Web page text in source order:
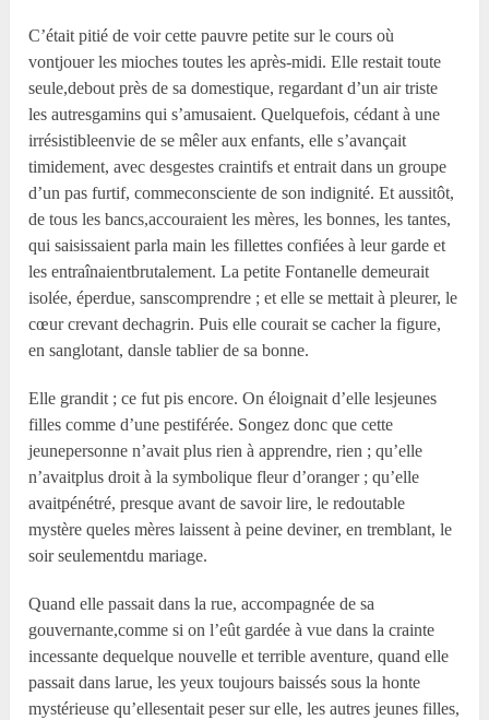
C’était pitié de voir cette pauvre petite sur le cours où
vontjouer les mioches toutes les après-midi. Elle restait toute
seule,debout près de sa domestique, regardant d’un air triste
les autresgamins qui s’amusaient. Quelquefois, cédant à une
irrésistibleenvie de se mêler aux enfants, elle s’avançait
timidement, avec desgestes craintifs et entrait dans un groupe
d’un pas furtif, commeconsciente de son indignité. Et aussitôt,
de tous les bancs,accouraient les mères, les bonnes, les tantes,
qui saisissaient parla main les fillettes confiées à leur garde et
les entraînaientbrutalement. La petite Fontanelle demeurait
isolée, éperdue, sanscomprendre ; et elle se mettait à pleurer, le
cœur crevant dechagrin. Puis elle courait se cacher la figure,
en sanglotant, dansle tablier de sa bonne.
Elle grandit ; ce fut pis encore. On éloignait d’elle lesjeunes
filles comme d’une pestiférée. Songez donc que cette
jeunepersonne n’avait plus rien à apprendre, rien ; qu’elle
n’avaitplus droit à la symbolique fleur d’oranger ; qu’elle
avaitpénétré, presque avant de savoir lire, le redoutable
mystère queles mères laissent à peine deviner, en tremblant, le
soir seulementdu mariage.
Quand elle passait dans la rue, accompagnée de sa
gouvernante,comme si on l’eût gardée à vue dans la crainte
incessante dequelque nouvelle et terrible aventure, quand elle
passait dans larue, les yeux toujours baissés sous la honte
mystérieuse qu’ellesentait peser sur elle, les autres jeunes filles,